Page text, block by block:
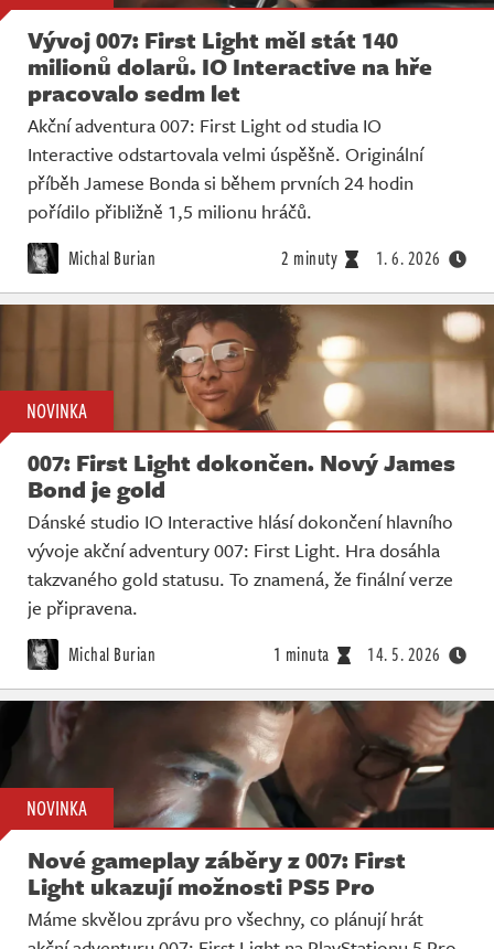
Vývoj 007: First Light měl stát 140
milionů dolarů. IO Interactive na hře
pracovalo sedm let
Akční adventura 007: First Light od studia IO
Interactive odstartovala velmi úspěšně. Originální
příběh Jamese Bonda si během prvních 24 hodin
pořídilo přibližně 1,5 milionu hráčů.
Michal Burian 2 minuty 1. 6. 2026
NOVINKA
007: First Light dokončen. Nový James
Bond je gold
Dánské studio IO Interactive hlásí dokončení hlavního
vývoje akční adventury 007: First Light. Hra dosáhla
takzvaného gold statusu. To znamená, že finální verze
je připravena.
Michal Burian 1 minuta 14. 5. 2026
NOVINKA
Nové gameplay záběry z 007: First
Light ukazují možnosti PS5 Pro
Máme skvělou zprávu pro všechny, co plánují hrát